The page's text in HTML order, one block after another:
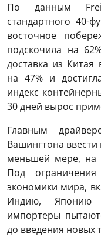
По данным
стандартного 40-
восточное
подскочила на
доставка из
на 47% и
индекс
30 дней вырос
Главным
Вашингтона
меньшей мере, на
Под
экономики мира,
Индию, Японию
импортеры
до введения новых